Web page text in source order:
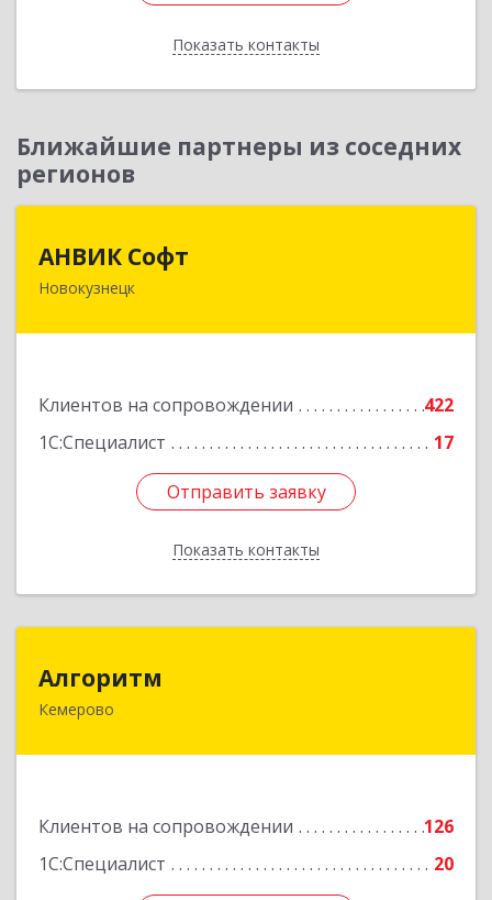
Показать контакты
Назад
Ближайшие партнеры из соседних
регионов
АНВИК Софт
Новокузнецк
Клиентов на сопровождении
422
1С:Специалист
17
Отправить заявку
Показать контакты
654079, Кемеровская область - Кузбасс,
Отправить заявку
Назад
Алгоритм
Кемерово
Клиентов на сопровождении
126
1С:Специалист
20